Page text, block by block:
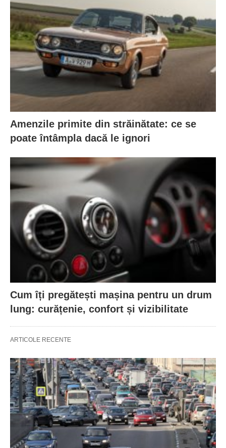
Amenzile primite din străinătate: ce se
poate întâmpla dacă le ignori
Cum îți pregătești mașina pentru un drum
lung: curățenie, confort și vizibilitate
ARTICOLE RECENTE